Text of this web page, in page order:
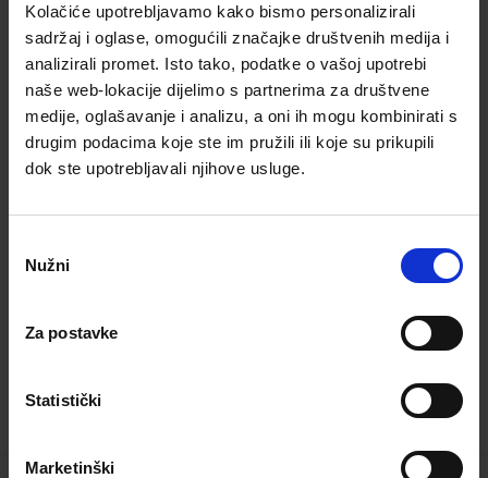
Kolačiće upotrebljavamo kako bismo personalizirali
sadržaj i oglase, omogućili značajke društvenih medija i
analizirali promet. Isto tako, podatke o vašoj upotrebi
naše web-lokacije dijelimo s partnerima za društvene
medije, oglašavanje i analizu, a oni ih mogu kombinirati s
drugim podacima koje ste im pružili ili koje su prikupili
dok ste upotrebljavali njihove usluge.
pristanka
Nužni
Za postavke
Statistički
Marketinški
e-mail adresa*
Slažem se
Željeli bismo koristiti vaše podatke kako bismo vam mogli slati